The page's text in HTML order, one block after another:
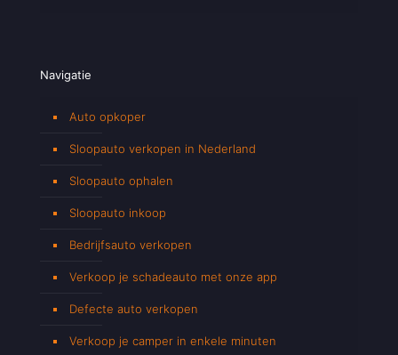
Navigatie
Auto opkoper
Sloopauto verkopen in Nederland
Sloopauto ophalen
Sloopauto inkoop
Bedrijfsauto verkopen
Verkoop je schadeauto met onze app
Defecte auto verkopen
Verkoop je camper in enkele minuten